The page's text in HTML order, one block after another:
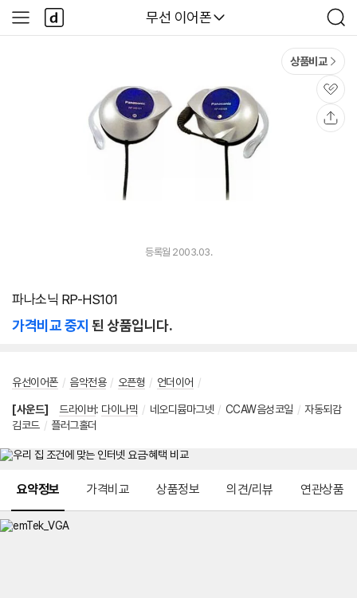
다나와
무선 이어폰
검
색
사
이
다
나
와
상품비교
관
심
등록월 2003.03.
파나소닉 RP-HS101
가격비교 중지 된 상품입니다.
유선이어폰 / 음악전용 / 오픈형 / 언더이어 /
[사운드] 드라이버: 다이나믹 / 네오디뮴마그넷 / CCAW음성코일 / 자동되감
김코드 / 플러그홀더
요약정보 가격비교 상품정보 의견/리뷰 연관상품